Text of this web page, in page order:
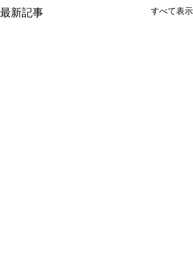
最新記事 すべて表示